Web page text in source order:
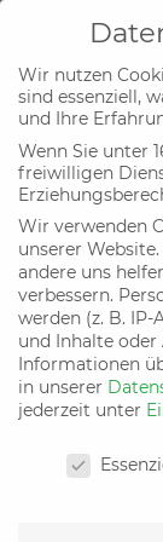
von
Bildung
Erziehungsgehalt
Wir nutzen
sind essenziell,
und Ihre
Wenn Sie unter
freiwilligen
Wir verwenden
unserer
andere uns
verbessern.
werden (z. B. IP-
und Inhalte oder
Informationen
in unserer
jederzeit unter